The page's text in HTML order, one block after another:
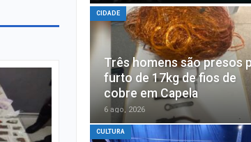
CIDADE
Três homens são presos
furto de 17kg de fios de
cobre em Capela
6 ago, 2026
CULTURA